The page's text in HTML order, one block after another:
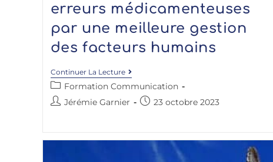
erreurs médicamenteuses
par une meilleure gestion
des facteurs humains
Continuer La Lecture
Formation Communication
Jérémie Garnier
23 octobre 2023